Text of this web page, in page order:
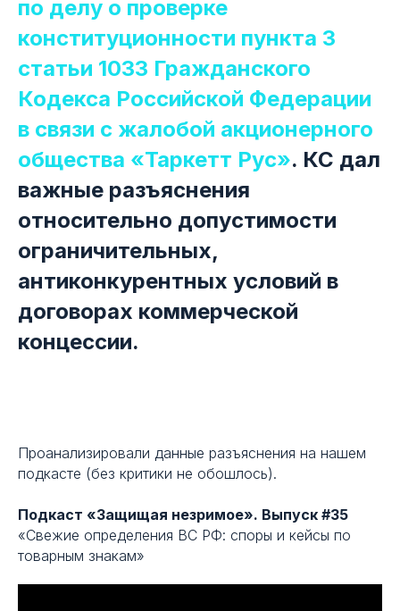
по делу о проверке
конституционности пункта 3
статьи 1033 Гражданского
Кодекса Российской Федерации
в связи с жалобой акционерного
общества «Таркетт Рус». КС дал
важные разъяснения
относительно допустимости
ограничительных,
антиконкурентных условий в
договорах коммерческой
концессии.
Проанализировали данные разъяснения на нашем
подкасте (без критики не обошлось).
Подкаст «Защищая незримое». Выпуск #35
«Свежие определения ВС РФ: споры и кейсы по
товарным знакам»